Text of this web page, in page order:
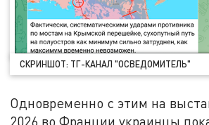
СКРИНШОТ: ТГ-КАНАЛ "ОСВЕДОМИТЕЛЬ"
Одновременно с этим на
2026 во Франции украинцы